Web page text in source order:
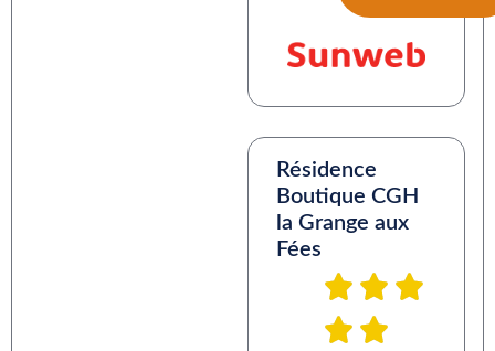
Résidence
Boutique CGH
la Grange aux
Fées